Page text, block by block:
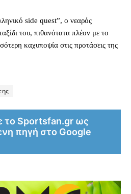
side quest”, ο νεαρός
του, πιθανότατα πλέον με το
καχυποψία στις προτάσεις της
το Sportsfan.gr ως
πηγή στο Google